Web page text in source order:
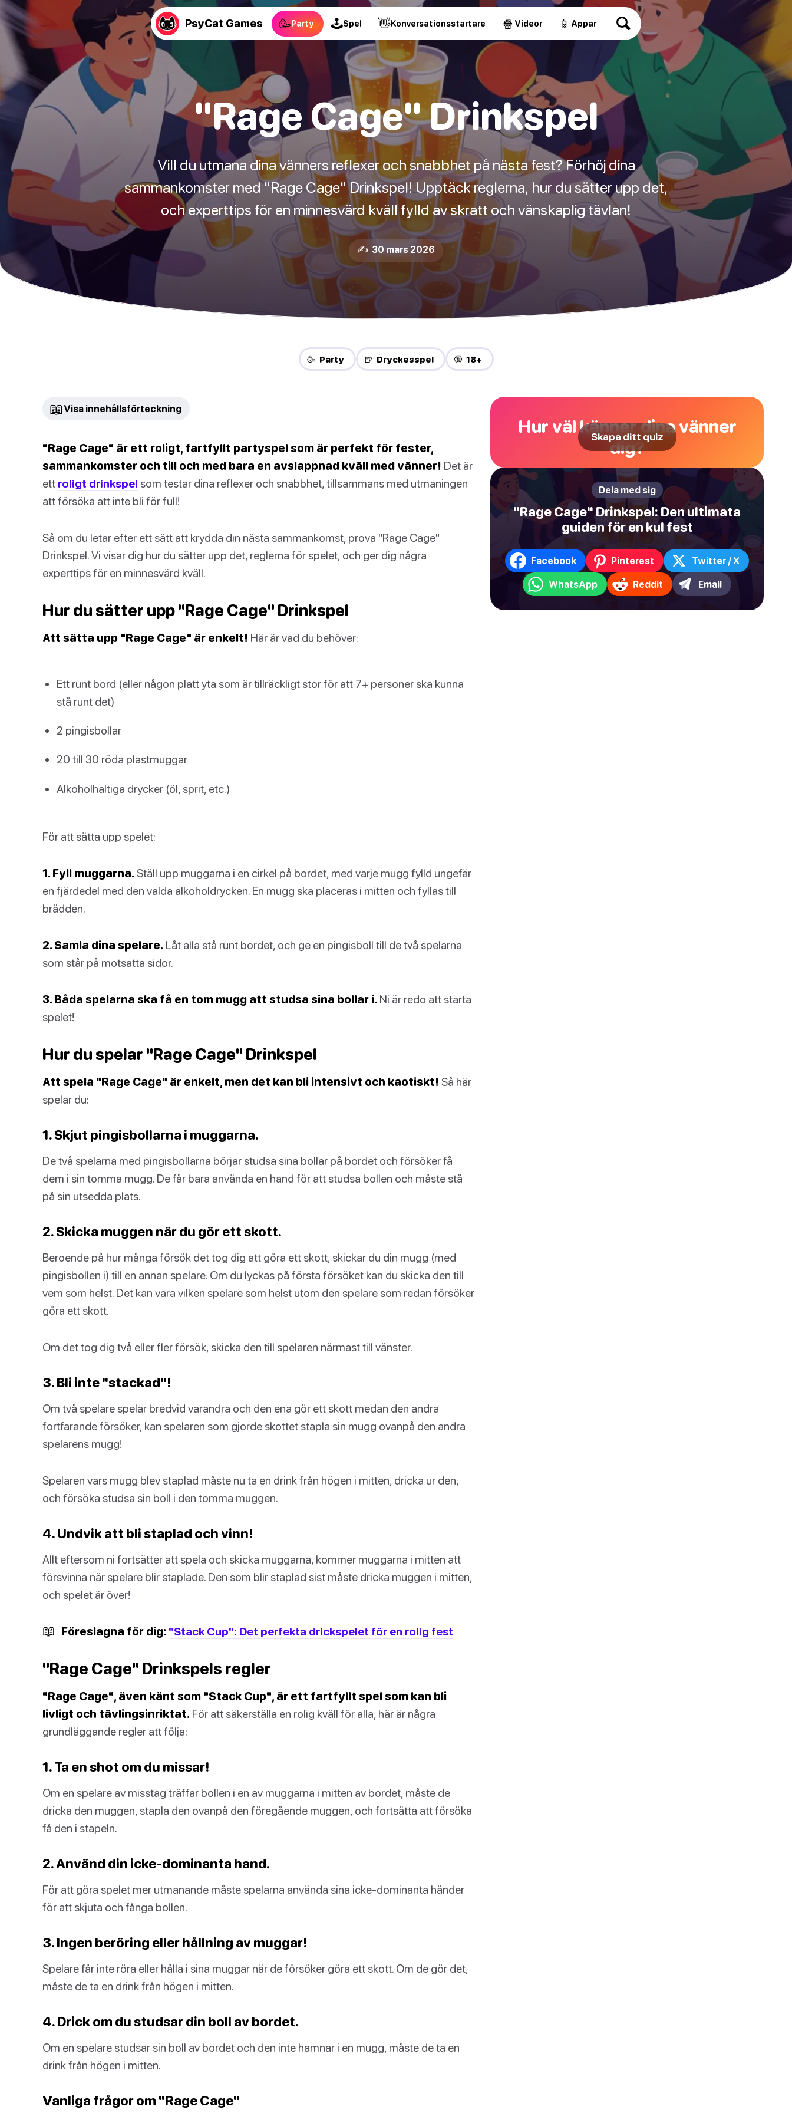
PsyCat Games 🥳Party 🕹Spel 👋Konversationsstartare 🍿 Videor 📱 Appar
"Rage Cage" Drinkspel
Vill du utmana dina vänners reflexer och snabbhet på nästa fest? Förhöj dina
sammankomster med "Rage Cage" Drinkspel! Upptäck reglerna, hur du sätter upp det,
och experttips för en minnesvärd kväll fylld av skratt och vänskaplig tävlan!
✍️ 30 mars 2026
🥳 Party 🍺 Dryckesspel 🔞 18+
📖 Visa innehållsförteckning
"Rage Cage" är ett roligt, fartfyllt partyspel som är perfekt för fester,
sammankomster och till och med bara en avslappnad kväll med vänner! Det är
ett roligt drinkspel som testar dina reflexer och snabbhet, tillsammans med utmaningen
att försöka att inte bli för full!
Så om du letar efter ett sätt att krydda din nästa sammankomst, prova "Rage Cage"
Drinkspel. Vi visar dig hur du sätter upp det, reglerna för spelet, och ger dig några
experttips för en minnesvärd kväll.
Hur du sätter upp "Rage Cage" Drinkspel
Att sätta upp "Rage Cage" är enkelt! Här är vad du behöver:
Ett runt bord (eller någon platt yta som är tillräckligt stor för att 7+ personer ska kunna
stå runt det)
2 pingisbollar
20 till 30 röda plastmuggar
Alkoholhaltiga drycker (öl, sprit, etc.)
För att sätta upp spelet:
1. Fyll muggarna. Ställ upp muggarna i en cirkel på bordet, med varje mugg fylld ungefär
en fjärdedel med den valda alkoholdrycken. En mugg ska placeras i mitten och fyllas till
brädden.
2. Samla dina spelare. Låt alla stå runt bordet, och ge en pingisboll till de två spelarna
som står på motsatta sidor.
3. Båda spelarna ska få en tom mugg att studsa sina bollar i. Ni är redo att starta
spelet!
Hur du spelar "Rage Cage" Drinkspel
Att spela "Rage Cage" är enkelt, men det kan bli intensivt och kaotiskt! Så här
spelar du:
1. Skjut pingisbollarna i muggarna.
De två spelarna med pingisbollarna börjar studsa sina bollar på bordet och försöker få
dem i sin tomma mugg. De får bara använda en hand för att studsa bollen och måste stå
på sin utsedda plats.
2. Skicka muggen när du gör ett skott.
Beroende på hur många försök det tog dig att göra ett skott, skickar du din mugg (med
pingisbollen i) till en annan spelare. Om du lyckas på första försöket kan du skicka den till
vem som helst. Det kan vara vilken spelare som helst utom den spelare som redan försöker
göra ett skott.
Om det tog dig två eller fler försök, skicka den till spelaren närmast till vänster.
3. Bli inte "stackad"!
Om två spelare spelar bredvid varandra och den ena gör ett skott medan den andra
fortfarande försöker, kan spelaren som gjorde skottet stapla sin mugg ovanpå den andra
spelarens mugg!
Spelaren vars mugg blev staplad måste nu ta en drink från högen i mitten, dricka ur den,
och försöka studsa sin boll i den tomma muggen.
4. Undvik att bli staplad och vinn!
Allt eftersom ni fortsätter att spela och skicka muggarna, kommer muggarna i mitten att
försvinna när spelare blir staplade. Den som blir staplad sist måste dricka muggen i mitten,
och spelet är över!
📖 Föreslagna för dig: "Stack Cup": Det perfekta drickspelet för en rolig fest
"Rage Cage" Drinkspels regler
"Rage Cage", även känt som "Stack Cup", är ett fartfyllt spel som kan bli
livligt och tävlingsinriktat. För att säkerställa en rolig kväll för alla, här är några
grundläggande regler att följa:
1. Ta en shot om du missar!
Om en spelare av misstag träffar bollen i en av muggarna i mitten av bordet, måste de
dricka den muggen, stapla den ovanpå den föregående muggen, och fortsätta att försöka
få den i stapeln.
2. Använd din icke-dominanta hand.
För att göra spelet mer utmanande måste spelarna använda sina icke-dominanta händer
för att skjuta och fånga bollen.
3. Ingen beröring eller hållning av muggar!
Spelare får inte röra eller hålla i sina muggar när de försöker göra ett skott. Om de gör det,
måste de ta en drink från högen i mitten.
4. Drick om du studsar din boll av bordet.
Om en spelare studsar sin boll av bordet och den inte hamnar i en mugg, måste de ta en
drink från högen i mitten.
Vanliga frågor om "Rage Cage"
Hur väl känner dina vänner
dig?
Skapa ditt quiz
Dela med sig
"Rage Cage" Drinkspel: Den ultimata
guiden för en kul fest
Facebook Pinterest Twitter / X
WhatsApp Reddit Email